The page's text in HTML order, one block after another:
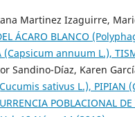
Martinez Izaguirre,
ÁCARO BLANCO
(Capsicum annuum L.),
Sandino-Díaz, Karen
sativus L.), PIPIAN
POBLACIONAL DE